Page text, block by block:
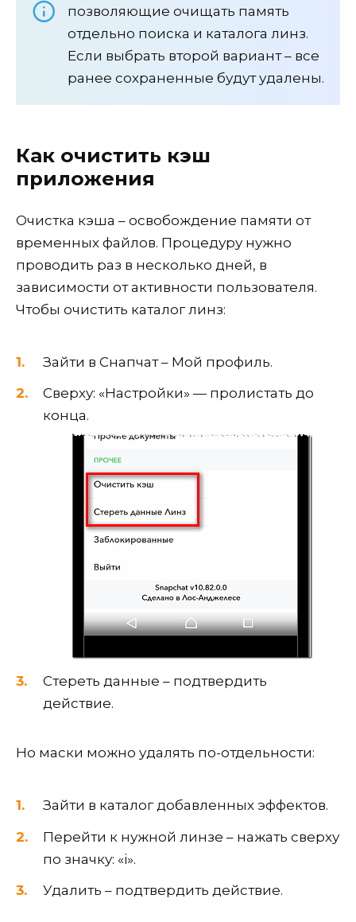
позволяющие очищать память
отдельно поиска и каталога линз.
Если выбрать второй вариант – все
ранее сохраненные будут удалены.
Как очистить кэш
приложения
Очистка кэша – освобождение памяти от
временных файлов. Процедуру нужно
проводить раз в несколько дней, в
зависимости от активности пользователя.
Чтобы очистить каталог линз:
Зайти в Снапчат – Мой профиль.
Сверху: «Настройки» — пролистать до
конца.
Стереть данные – подтвердить
действие.
Но маски можно удалять по-отдельности:
Зайти в каталог добавленных эффектов.
Перейти к нужной линзе – нажать сверху
по значку: «i».
Удалить – подтвердить действие.